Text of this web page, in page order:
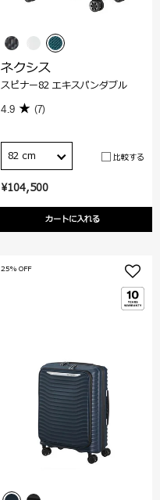
¥104,500
カートに入れる
ネクシス
スピナー82 エキスパンダブル
4.9 (7)
82 cm 比較する
25% OFF